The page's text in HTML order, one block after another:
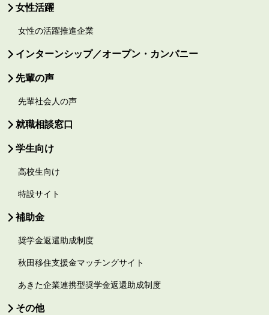
女性活躍
女性の活躍推進企業
インターンシップ／オープン・カンパニー
先輩の声
先輩社会人の声
就職相談窓口
学生向け
高校生向け
特設サイト
補助金
奨学金返還助成制度
秋田移住支援金マッチングサイト
あきた企業連携型奨学金返還助成制度
その他